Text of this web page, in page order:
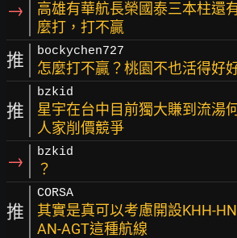
→
高雄有華航長榮國泰三本柱還
麼打，打不贏
推 bockychen727
怎麼打不贏？桃園不也活得好
推
bzkid
星宇在台中目前獨大賺到流湯
人家削價競爭
→ bzkid
？
推
CORSA
其實是真可以考慮開設KHH-
AN-AGT這種航線